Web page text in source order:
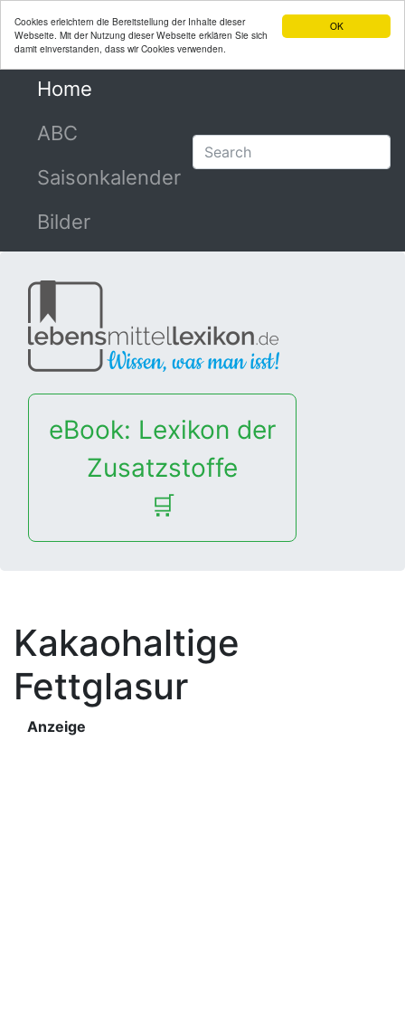
OK
Cookies erleichtern die Bereitstellung der Inhalte dieser
Webseite. Mit der Nutzung dieser Webseite erklären Sie sich
damit einverstanden, dass wir Cookies verwenden.
Home
ABC
Saisonkalender
Bilder
eBook: Lexikon der
Zusatzstoffe
🛒
Kakaohaltige
Fettglasur
Anzeige